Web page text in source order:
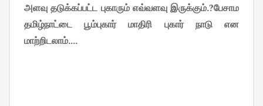
அளவு தடுக்கப்பட்ட புகாரும் எவ்வளவு இருக்கும்.?பேசாம
தமிழ்நாட்டை பூம்புகார் மாதிரி புகார் நாடு என
மாற்றிடலாம்....